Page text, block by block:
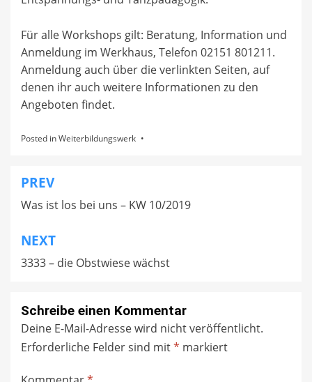
Für alle Workshops gilt: Beratung, Information und
Anmeldung im Werkhaus, Telefon 02151 801211.
Anmeldung auch über die verlinkten Seiten, auf
denen ihr auch weitere Informationen zu den
Angeboten findet.
Posted inWeiterbildungswerk
Beitragsnavigation
PREV
Was ist los bei uns – KW 10/2019
NEXT
3333 – die Obstwiese wächst
Schreibe einen Kommentar
Deine E-Mail-Adresse wird nicht veröffentlicht.
Erforderliche Felder sind mit* markiert